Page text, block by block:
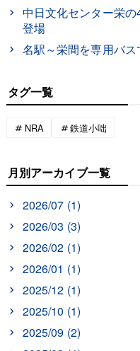
中日文化センター栄
登場
名駅～栄間を専用バス
タグ一覧
NRA 鉄道小咄
月別アーカイブ一覧
2026/07 (1)
2026/03 (3)
2026/02 (1)
2026/01 (1)
2025/12 (1)
2025/10 (1)
2025/09 (2)